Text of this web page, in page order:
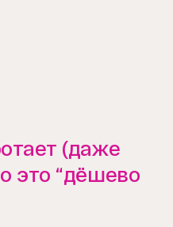
(даже
это “дёшево